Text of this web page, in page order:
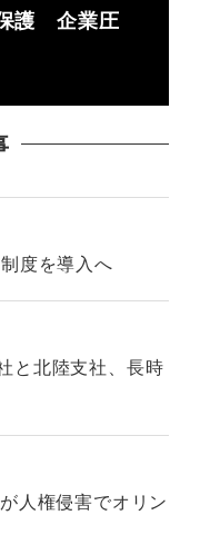
護 企業圧
度を導入へ
と北陸支社、長時
人権侵害でオリン